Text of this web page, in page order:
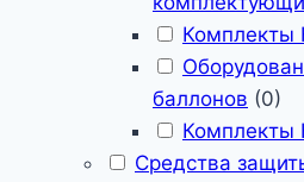
Комплекты
баллонов (0)
Комплекты
Средства